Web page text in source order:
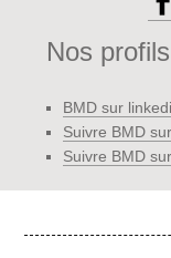
Nos
BMD sur
Suivre BMD
Suivre BMD